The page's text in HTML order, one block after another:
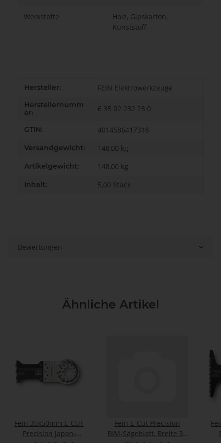
Werkstoffe
Holz, Gipskarton,
Kunststoff
Produkteigenschaft
Wert
Hersteller: FEIN Elektrowerkzeuge
Herstellernumm
er:
6 35 02 232 23 0
GTIN: 4014586417318
Versandgewicht: 148,00 kg
Artikelgewicht: 148,00 kg
Inhalt: 5,00 Stück
Bewertungen
Ähnliche Artikel
Fein 35x50mm E-CUT
Precision Japan-
Fein E-Cut Precision
BIM-Sägeblatt, Breite 35